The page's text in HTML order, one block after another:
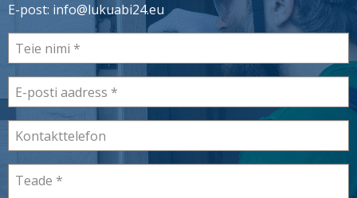
E-post: info@lukuabi24.eu
Teie
nimi
E-
posti
Kontakttelefon
Teade